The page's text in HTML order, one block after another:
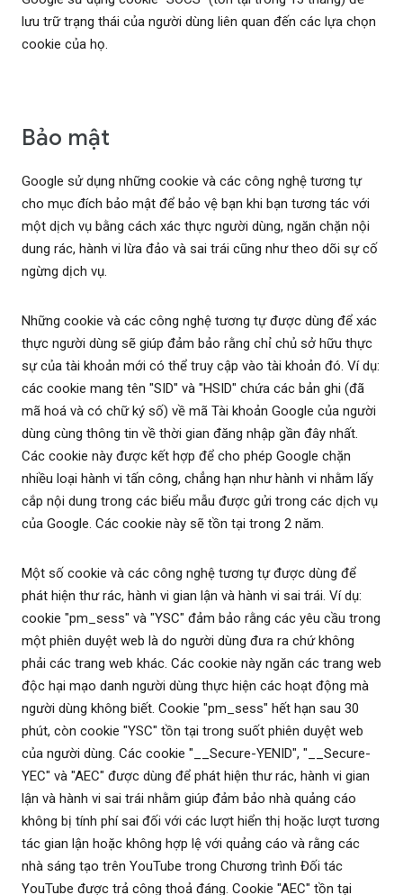
lưu trữ trạng thái của người dùng liên quan đến các lựa chọn
cookie của họ.
Bảo mật
Google sử dụng những cookie và các công nghệ tương tự
cho mục đích bảo mật để bảo vệ bạn khi bạn tương tác với
một dịch vụ bằng cách xác thực người dùng, ngăn chặn nội
dung rác, hành vi lừa đảo và sai trái cũng như theo dõi sự cố
ngừng dịch vụ.
Những cookie và các công nghệ tương tự được dùng để xác
thực người dùng sẽ giúp đảm bảo rằng chỉ chủ sở hữu thực
sự của tài khoản mới có thể truy cập vào tài khoản đó. Ví dụ:
các cookie mang tên "SID" và "HSID" chứa các bản ghi (đã
mã hoá và có chữ ký số) về mã Tài khoản Google của người
dùng cùng thông tin về thời gian đăng nhập gần đây nhất.
Các cookie này được kết hợp để cho phép Google chặn
nhiều loại hành vi tấn công, chẳng hạn như hành vi nhằm lấy
cắp nội dung trong các biểu mẫu được gửi trong các dịch vụ
của Google. Các cookie này sẽ tồn tại trong 2 năm.
Một số cookie và các công nghệ tương tự được dùng để
phát hiện thư rác, hành vi gian lận và hành vi sai trái. Ví dụ:
cookie "pm_sess" và "YSC" đảm bảo rằng các yêu cầu trong
một phiên duyệt web là do người dùng đưa ra chứ không
phải các trang web khác. Các cookie này ngăn các trang web
độc hại mạo danh người dùng thực hiện các hoạt động mà
người dùng không biết. Cookie "pm_sess" hết hạn sau 30
phút, còn cookie "YSC" tồn tại trong suốt phiên duyệt web
của người dùng. Các cookie "__Secure-YENID", "__Secure-
YEC" và "AEC" được dùng để phát hiện thư rác, hành vi gian
lận và hành vi sai trái nhằm giúp đảm bảo nhà quảng cáo
không bị tính phí sai đối với các lượt hiển thị hoặc lượt tương
tác gian lận hoặc không hợp lệ với quảng cáo và rằng các
nhà sáng tạo trên YouTube trong Chương trình Đối tác
YouTube được trả công thoả đáng. Cookie "AEC" tồn tại